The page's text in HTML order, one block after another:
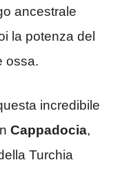
ancestrale
la potenza del
ossa.
incredibile
Cappadocia,
Turchia